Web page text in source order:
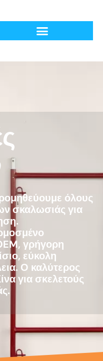
όλους
σκαλωσιάς για
γρήγορη
εύκολη
Ο καλύτερος
για σκελετούς